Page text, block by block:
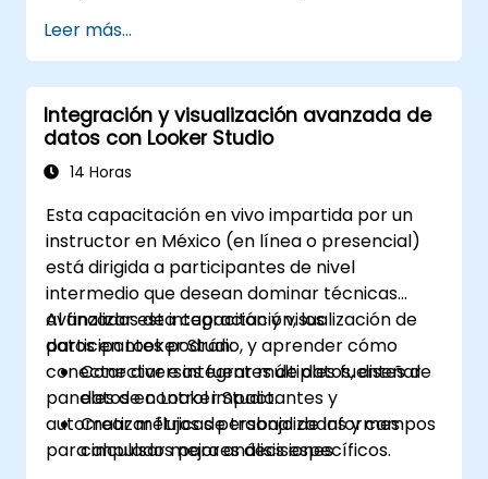
Leer más...
Integración y visualización avanzada de
datos con Looker Studio
14 Horas
Esta capacitación en vivo impartida por un
instructor en México (en línea o presencial)
está dirigida a participantes de nivel
intermedio que desean dominar técnicas
avanzadas de integración y visualización de
datos en Looker Studio, y aprender cómo
conectar diversas fuentes de datos, diseñar
paneles de control impactantes y
automatizar flujos de trabajo de informes
para impulsar mejores decisiones
Al finalizar esta capacitación, los
participantes podrán:
Conectar e integrar múltiples fuentes de
datos en Looker Studio.
Crear métricas personalizadas y campos
calculados para análisis específicos.